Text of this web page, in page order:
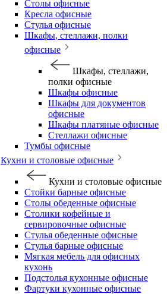
Столы офисные
Кресла офисные
Стулья офисные
Шкафы, стеллажи, полки
офисные
Шкафы, стеллажи,
полки офисные
Шкафы офисные
Шкафы для документов
офисные
Шкафы платяные офисные
Стеллажи офисные
Тумбы офисные
Кухни и столовые офисные
Кухни и столовые офисные
Стойки барные офисные
Столы обеденные офисные
Столики кофейные и
сервировочные офисные
Стулья обеденные офисные
Стулья барные офисные
Мягкая мебель для офисных
кухонь
Подстолья кухонные офисные
Фартуки кухонные офисные